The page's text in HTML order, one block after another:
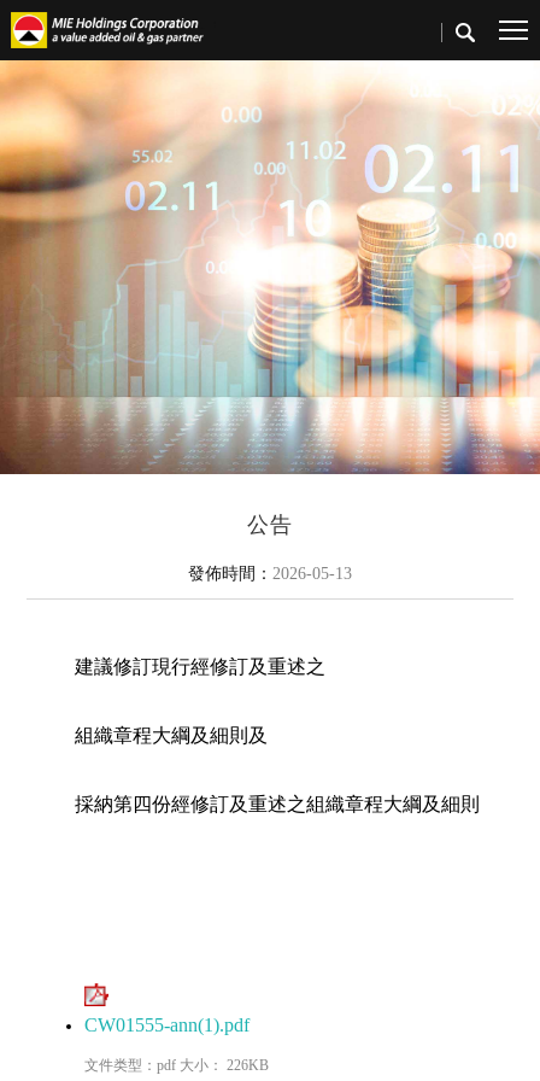
首頁>投資者關係>公告及通函
公告
發佈時間： 2026-05-13
建議修訂現行經修訂及重述之
組織章程大綱及細則及
採納第四份經修訂及重述之組織章程大綱及細則
CW01555-ann(1).pdf
文件类型：pdf 大小： 226KB